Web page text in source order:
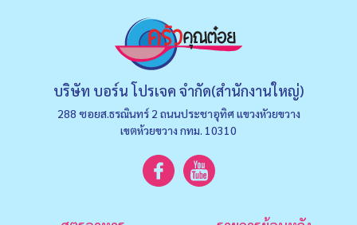
บริษัท บอร์น โปรเจค จำกัด(สำนักงานใหญ่)
288 ซอยส.ธรณินทร์ 2 ถนนประชาอุทิศ แขวงหัวยขวาง
เขตห้วยขวาง กทม. 10310